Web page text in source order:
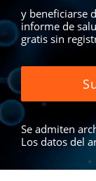
y beneficiarse
informe de
gratis sin
Se admiten
Los datos del